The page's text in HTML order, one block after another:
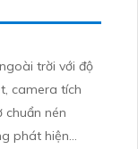
trời với độ
camera tích
chuẩn nén